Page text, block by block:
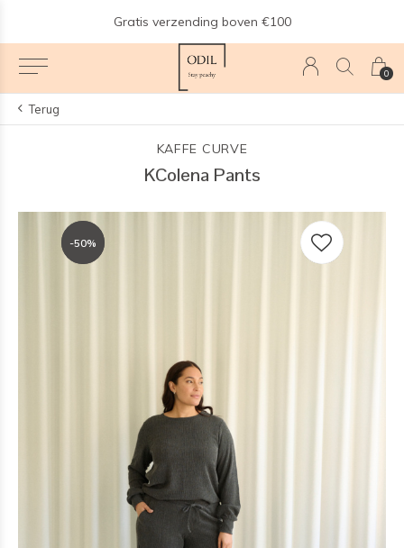
0
Gratis verzending boven €100
Terug
KAFFE CURVE
KColena Pants
-50%
-50%